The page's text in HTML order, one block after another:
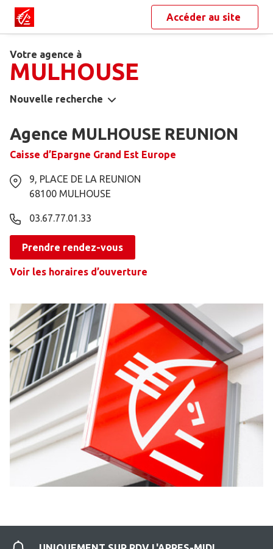
Accéder au site
Votre agence à
MULHOUSE
Nouvelle recherche
Agence MULHOUSE REUNION
Caisse d’Epargne Grand Est Europe
9, PLACE DE LA REUNION
68100 MULHOUSE
03.67.77.01.33
Prendre rendez-vous
Voir les horaires d’ouverture